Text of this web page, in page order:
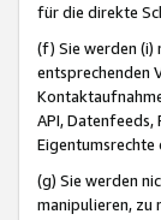
für die direkte
(f) Sie werden (i)
entsprechenden
API,
(g) Sie werden
manipulieren, zu